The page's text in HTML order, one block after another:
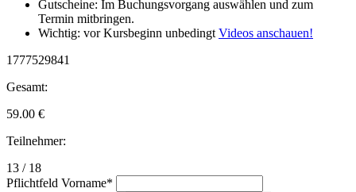
Gutscheine: Im Buchungsvorgang auswählen und zum
Termin mitbringen.
Wichtig: vor Kursbeginn unbedingtVideos anschauen!
1777529841
Gesamt:
59.00 €
Teilnehmer:
13 / 18
Pflichtfeld Vorname*